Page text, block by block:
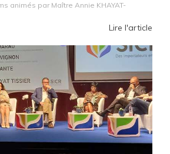
animés par Maître Annie KHAYAT-
Lire l'article